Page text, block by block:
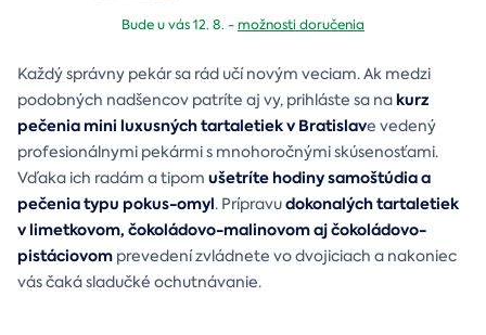
Bude u vás 12. 8. -možnosti doručenia
Každý správny pekár sa rád učí novým veciam. Ak medzi
podobných nadšencov patríte aj vy, prihláste sa nakurz
pečenia mini luxusných tartaletiek v Bratislave vedený
profesionálnymi pekármi s mnohoročnými skúsenosťami.
Vďaka ich radám a tipom ušetríte hodiny samoštúdia a
pečenia typu pokus-omyl. Prípravudokonalých tartaletiek
v limetkovom, čokoládovo-malinovom aj čokoládovo-
pistáciovom prevedení zvládnete vo dvojiciach a nakoniec
vás čaká sladučké ochutnávanie.